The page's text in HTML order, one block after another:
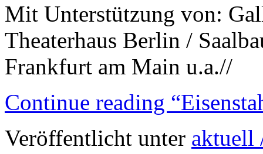
Mit Unterstützung von:
Theaterhaus Berlin /
Frankfurt am Main u.a.//
Continue reading
Veröffentlicht unter aktuell